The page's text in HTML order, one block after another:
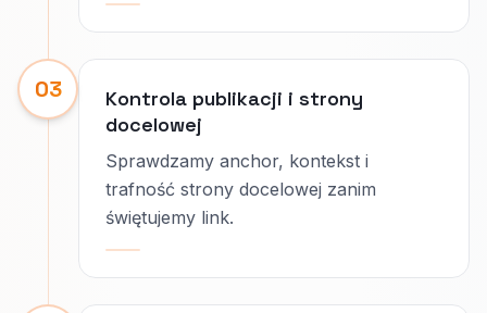
03
Kontrola publikacji i strony
docelowej
Sprawdzamy anchor, kontekst i
trafność strony docelowej zanim
świętujemy link.